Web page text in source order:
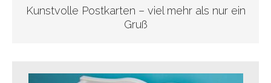
Kunstvolle Postkarten – viel mehr als nur ein
Gruß